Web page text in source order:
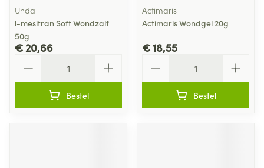
Unda
l-mesitran Soft Wondzalf
50g
€ 20,66
Bestel
Actimaris
Actimaris Wondgel 20g
€ 18,55
Bestel